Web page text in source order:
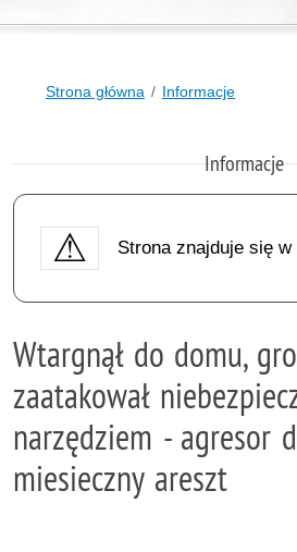
Strona główna Informacje
Informacje
Strona znajduje się w
Wtargnął do domu,
zaatakował
narzędziem - agresor
miesieczny areszt